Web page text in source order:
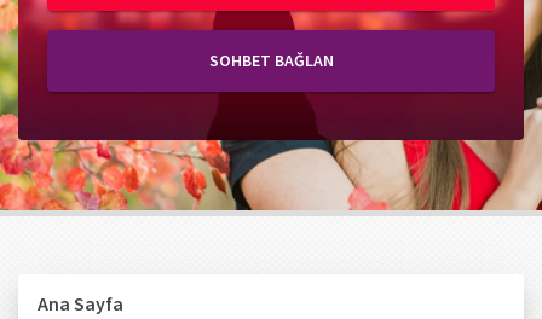
SOHBET BAĞLAN
Ana Sayfa